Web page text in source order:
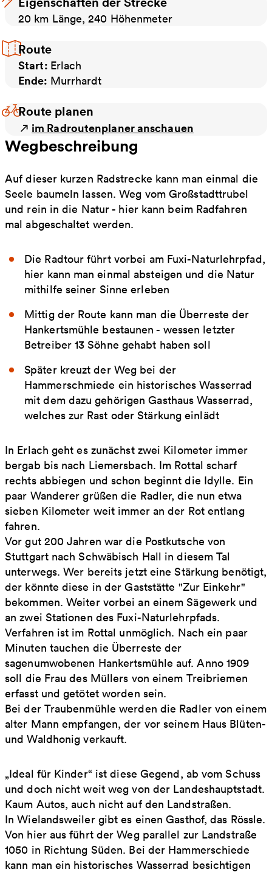
20 km Länge, 240 Höhenmeter
Route
Start: Erlach
Ende: Murrhardt
Route planen
im Radroutenplaner anschauen
Wegbeschreibung
Auf dieser kurzen Radstrecke kann man einmal die
Seele baumeln lassen. Weg vom Großstadttrubel
und rein in die Natur - hier kann beim Radfahren
mal abgeschaltet werden.
Die Radtour führt vorbei am Fuxi-Naturlehrpfad,
hier kann man einmal absteigen und die Natur
mithilfe seiner Sinne erleben
Mittig der Route kann man die Überreste der
Hankertsmühle bestaunen - wessen letzter
Betreiber 13 Söhne gehabt haben soll
Später kreuzt der Weg bei der
Hammerschmiede ein historisches Wasserrad
mit dem dazu gehörigen Gasthaus Wasserrad,
welches zur Rast oder Stärkung einlädt
In Erlach geht es zunächst zwei Kilometer immer
bergab bis nach Liemersbach. Im Rottal scharf
rechts abbiegen und schon beginnt die Idylle. Ein
paar Wanderer grüßen die Radler, die nun etwa
sieben Kilometer weit immer an der Rot entlang
fahren.
Vor gut 200 Jahren war die Postkutsche von
Stuttgart nach Schwäbisch Hall in diesem Tal
unterwegs. Wer bereits jetzt eine Stärkung benötigt,
der könnte diese in der Gaststätte "Zur Einkehr"
bekommen. Weiter vorbei an einem Sägewerk und
an zwei Stationen des Fuxi-Naturlehrpfads.
Verfahren ist im Rottal unmöglich. Nach ein paar
Minuten tauchen die Überreste der
sagenumwobenen Hankertsmühle auf. Anno 1909
soll die Frau des Müllers von einem Treibriemen
erfasst und getötet worden sein.
Bei der Traubenmühle werden die Radler von einem
alter Mann empfangen, der vor seinem Haus Blüten-
und Waldhonig verkauft.
„Ideal für Kinder“ ist diese Gegend, ab vom Schuss
und doch nicht weit weg von der Landeshauptstadt.
Kaum Autos, auch nicht auf den Landstraßen.
In Wielandsweiler gibt es einen Gasthof, das Rössle.
Von hier aus führt der Weg parallel zur Landstraße
1050 in Richtung Süden. Bei der Hammerschiede
kann man ein historisches Wasserrad besichtigen